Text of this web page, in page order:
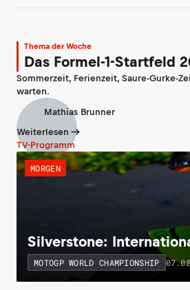
Thema der Woche
Das Formel-1-Startfeld
Sommerzeit, Ferienzeit, Saure-Gurke-
warten.
Mathias Brunner
Weiterlesen
TV-Programm
MORGEN
Silverstone:
MOTOGP WORLD CHAMPIONSHIP